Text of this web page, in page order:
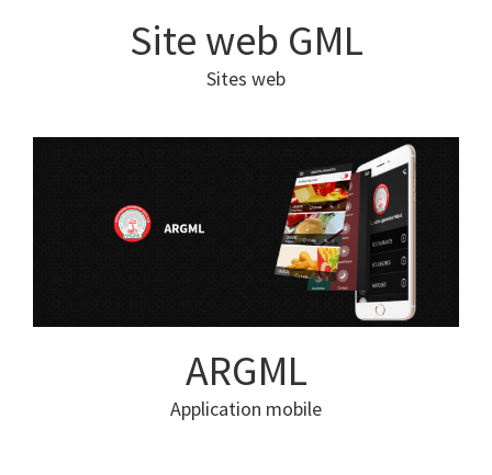
Site web GML
Sites web
ARGML
Application mobile